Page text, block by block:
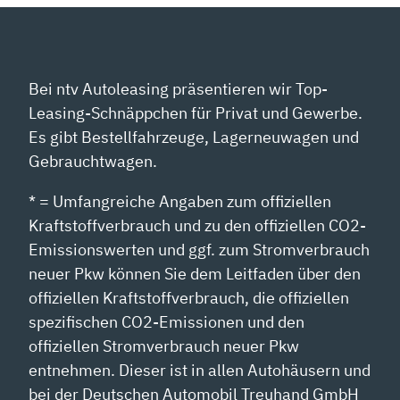
Bei ntv Autoleasing präsentieren wir Top-
Leasing-Schnäppchen für Privat und Gewerbe.
Es gibt Bestellfahrzeuge, Lagerneuwagen und
Gebrauchtwagen.
* = Umfangreiche Angaben zum offiziellen
Kraftstoffverbrauch und zu den offiziellen CO2-
Emissionswerten und ggf. zum Stromverbrauch
neuer Pkw können Sie dem Leitfaden über den
offiziellen Kraftstoffverbrauch, die offiziellen
spezifischen CO2-Emissionen und den
offiziellen Stromverbrauch neuer Pkw
entnehmen. Dieser ist in allen Autohäusern und
bei der Deutschen Automobil Treuhand GmbH